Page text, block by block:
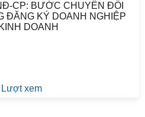
CP: BƯỚC CHUYỂN ĐỔI
ĐĂNG KÝ DOANH NGHIỆP
DOANH
xem